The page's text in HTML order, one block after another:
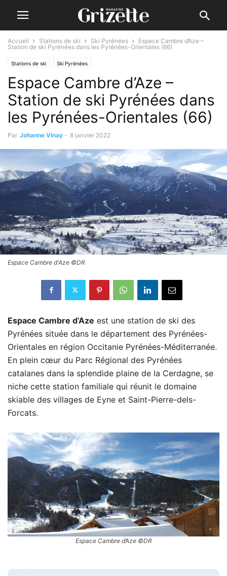
Accueil Stations de ski Ski Pyrénées
Espace Cambre d’Aze –
Station de ski Pyrénées dans les Pyrénées-Orientales (66)
Stations de ski Ski Pyrénées
Espace Cambre d’Aze –
Station de ski Pyrénées dans
les Pyrénées-Orientales (66)
Par Johanne Vinay - 8 janvier 2022
Espace Cambre d'Aze ©DR
Espace Cambre d’Aze est une station de ski des
Pyrénées située dans le département des Pyrénées-
Orientales en région Occitanie Pyrénées-Méditerranée.
En plein cœur du Parc Régional des Pyrénées
catalanes dans la splendide plaine de la Cerdagne, se
niche cette station familiale qui réunit le domaine
skiable des villages de Eyne et Saint-Pierre-dels-
Forcats.
Espace Cambre d’Aze ©DR